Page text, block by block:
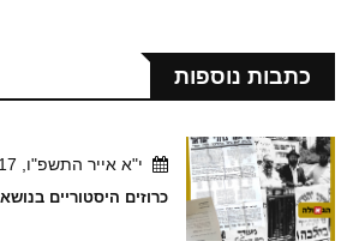
כתבות נוספות
י"א אייר התשפ"ו, 10:17
כרוזים היסטוריים